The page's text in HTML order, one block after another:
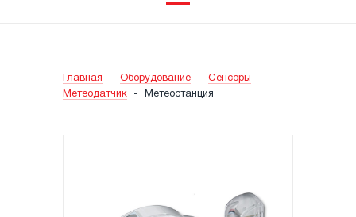
Главная - Оборудование - Сенсоры
-
Метеодатчик
- Метеостанция